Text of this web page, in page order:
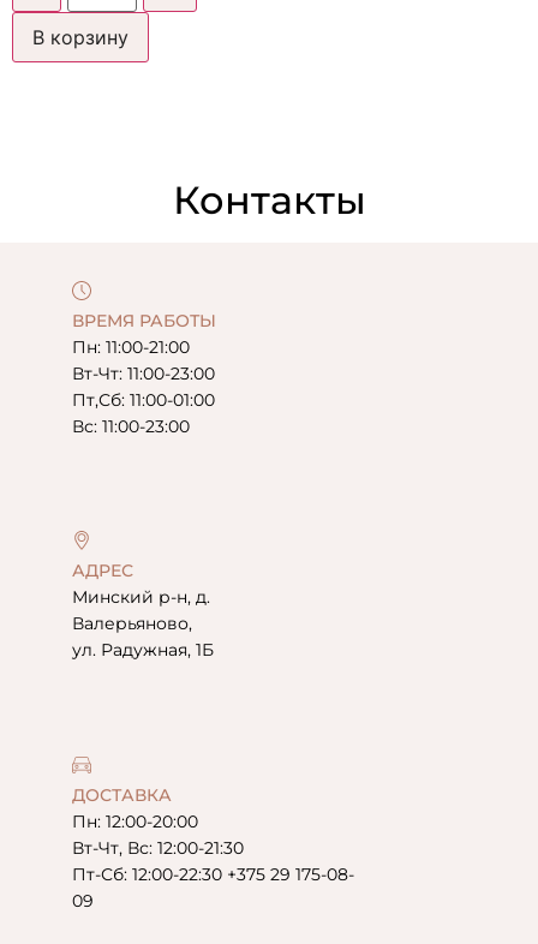
В корзину
Контакты
ВРЕМЯ РАБОТЫ
Пн: 11:00-21:00
Вт-Чт: 11:00-23:00
Пт,Сб: 11:00-01:00
Вс: 11:00-23:00
АДРЕС
Минский р-н, д.
Валерьяново,
ул. Радужная, 1Б
ДОСТАВКА
Пн: 12:00-20:00
Вт-Чт, Вс: 12:00-21:30
Пт-Сб: 12:00-22:30 +375 29 175-08-
09